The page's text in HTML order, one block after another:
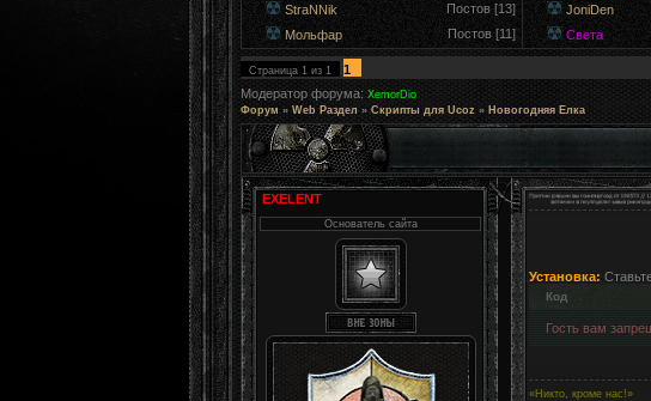
StraNNik
Постов [13]
Мольфар
Постов [11]
JoniDen
Света
Страница 1 из 1
1
Модератор форума:XemorDio
Форум » Web Раздел » Скрипты для Ucoz » Новогодняя Елка
EXELENT
Основатель сайта
Установка:
Код
Гость вам
«Никто, кроме нас!»